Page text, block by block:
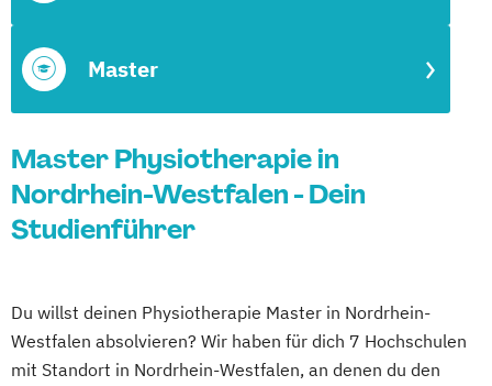
Master
Master Physiotherapie in
Nordrhein-Westfalen - Dein
Studienführer
Du willst deinen Physiotherapie Master in Nordrhein-
Westfalen absolvieren? Wir haben für dich 7 Hochschulen
mit Standort in Nordrhein-Westfalen, an denen du den